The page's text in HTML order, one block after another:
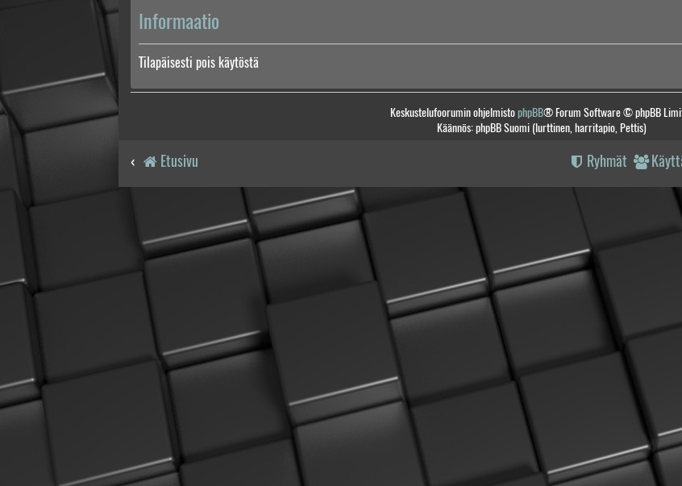
Informaatio
Tilapäisesti pois käytöstä
Keskustelufoorumin ohjelmistophpBB® Forum Software © phpBB
Käännös: phpBB Suomi (lurttinen, harritapio, Pettis)
Etusivu Ryhmät